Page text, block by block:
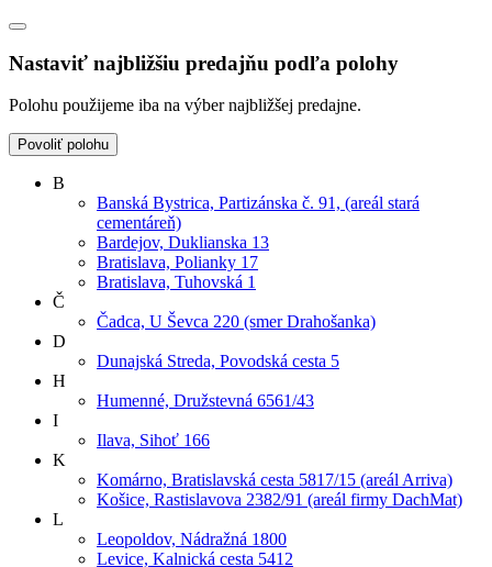
Nastaviť najbližšiu predajňu podľa polohy
Polohu použijeme iba na výber najbližšej predajne.
Povoliť polohu
B
Banská Bystrica, Partizánska č. 91, (areál stará
cementáreň)
Bardejov, Duklianska 13
Bratislava, Polianky 17
Bratislava, Tuhovská 1
Č
Čadca, U Ševca 220 (smer Drahošanka)
D
Dunajská Streda, Povodská cesta 5
H
Humenné, Družstevná 6561/43
I
Ilava, Sihoť 166
K
Komárno, Bratislavská cesta 5817/15 (areál Arriva)
Košice, Rastislavova 2382/91 (areál firmy DachMat)
L
Leopoldov, Nádražná 1800
Levice, Kalnická cesta 5412